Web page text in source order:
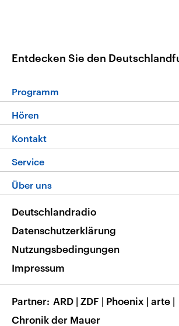
Entdecken Sie den
Programm
Programm
Die Nachrichten
Nachrichtenleicht
Neue Beiträge auf dlf.de
Hören
Livestream
Podcasts
Deutschlandfunk App
Nachrichten App
Frequenzen
Kontakt
Hörerservice
Service
FAQ
Veranstaltungen
Musikliste
RSS
Über uns
Barrierefreiheit
Deutschlandradio
Datenschutzerklärung
Nutzungsbedingungen
Impressum
Partner ARD | ZDF | Phoenix | arte |
Chronik der Mauer